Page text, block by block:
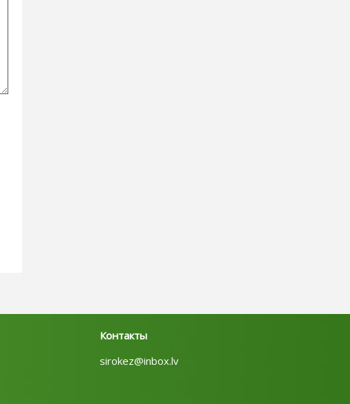
Контакты
sirokez@inbox.lv